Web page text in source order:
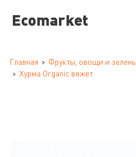
Ecomarket
Главная Фрукты, овощи и зелень
Хурма Organic вяжет